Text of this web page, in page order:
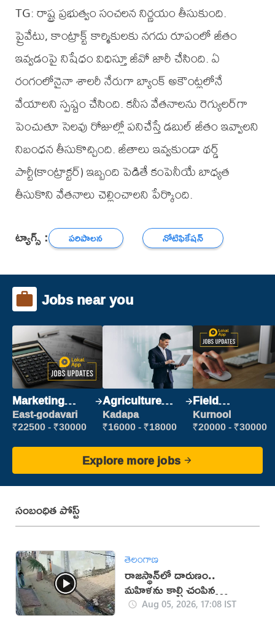
TG: రాష్ట్ర ప్రభుత్వం సంచలన నిర్ణయం తీసుకుంది.
ప్రైవేటు, కాంట్రాక్ట్ కార్మికులకు నగదు రూపంలో జీతం
ఇవ్వడంపై నిషేధం విధిస్తూ జీవో జారీ చేసింది. ఏ
రంగంలోనైనా శాలరీ నేరుగా బ్యాంక్ అకౌంట్లలోనే
వేయాలని స్పష్టం చేసింది. కనీస వేతనాలను రెగ్యులర్‌గా
పెంచుతూ సెలవు రోజుల్లో పనిచేస్తే డబుల్ జీతం ఇవ్వాలని
నిబంధన తీసుకొచ్చింది. జీతాలు ఇవ్వకుండా థర్డ్
పార్టీ(కాంట్రాక్టర్) ఇబ్బంది పెడితే కంపెనీయే బాధ్యత
తీసుకొని వేతనాలు చెల్లించాలని పేర్కొంది.
ట్యాగ్స్ : పరిపాలన నోటిఫికేషన్
Jobs near you
Marketing
Executive
East-godavari
₹22500 - ₹30000
Agriculture
Labour
Kadapa
₹16000 - ₹18000
Field
Marketing
Executive
Kurnool
₹20000 - ₹30000
Explore more jobs
సంబంధిత పోస్ట్
తెలంగాణ
రాజస్థాన్‌లో దారుణం..
మహిళను కాల్చి చంపిన
యువకుడు (వీడియో)
Aug 05, 2026, 17:08 IST